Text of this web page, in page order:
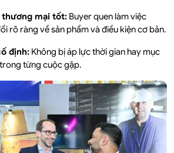
mại tốt: Buyer quen làm việc
rõ ràng về sản phẩm và điều kiện cơ bản.
định: Không bị áp lực thời gian hay mục
từng cuộc gặp.